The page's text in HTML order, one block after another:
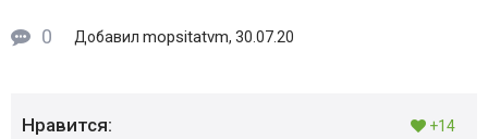
0 Добавил mopsitatvm, 30.07.20
Нравится: +14